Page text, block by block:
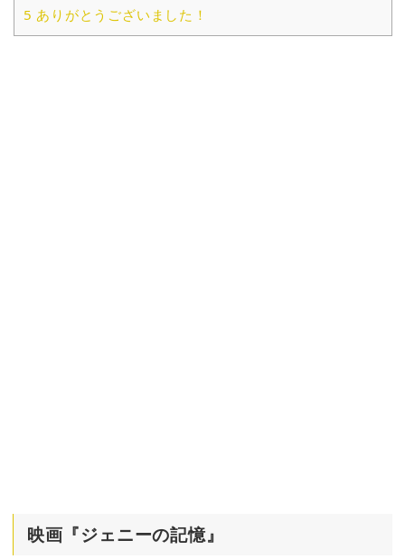
5 ありがとうございました！
映画『ジェニーの記憶』